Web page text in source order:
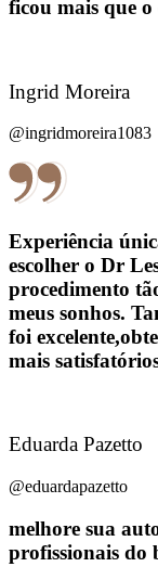
ficou mais que o
Ingrid Moreira
@ingridmoreira1083
Experiência
escolher o Dr
procedimento
meus sonhos.
foi
mais
Eduarda Pazetto
@eduardapazetto
melhore sua
profissionais do